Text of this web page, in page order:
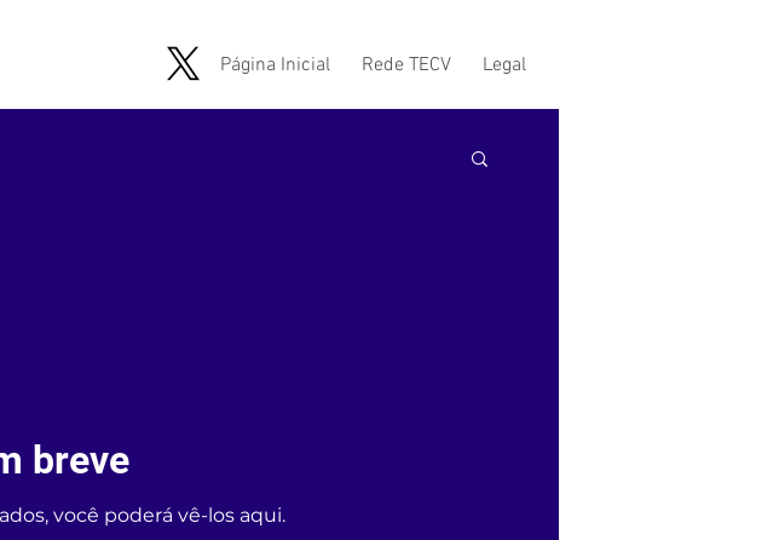
Página Inicial Rede TECV Legal
breve
você poderá vê-los aqui.